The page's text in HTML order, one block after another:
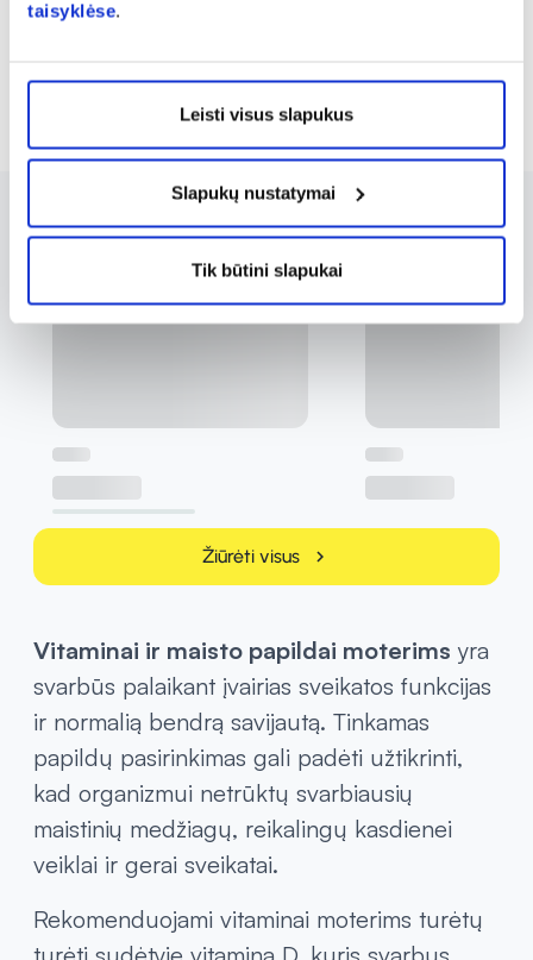
taisyklėse.
Leisti visus slapukus
Slapukų nustatymai
Tik būtini slapukai
...
Sveikata
Vaistinėlė į festivalį: vien vaistų
nuo skausmo nepakaks
Sveikata
Dezodorantas ar
atsakė, kada kurį
Vitaminai ir maisto papildai moterims
svarbūs palaikant įvairias sveikatos funkcijas
ir normalią bendrą savijautą. Tinkamas
papildų pasirinkimas gali padėti užtikrinti,
kad organizmui netrūktų svarbiausių